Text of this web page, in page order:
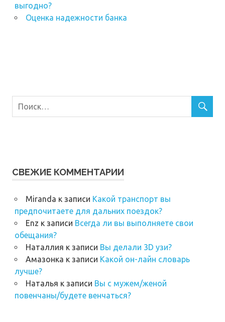
выгодно?
Оценка надежности банка
СВЕЖИЕ КОММЕНТАРИИ
Miranda к записи Какой транспорт вы
предпочитаете для дальних поездок?
Enz к записи Всегда ли вы выполняете свои
обещания?
Наталлия к записи Вы делали 3D узи?
Амазонка к записи Какой он-лайн словарь
лучше?
Наталья к записи Вы с мужем/женой
повенчаны/будете венчаться?